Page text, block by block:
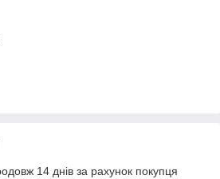
14 днів за рахунок покупця